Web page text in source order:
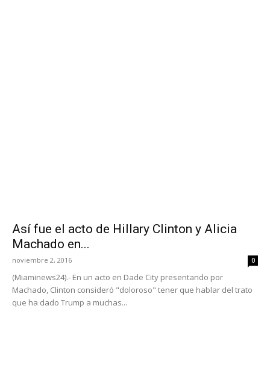
Así fue el acto de Hillary Clinton y Alicia
Machado en...
noviembre 2, 2016 0
(Miaminews24).- En un acto en Dade City presentando por
Machado, Clinton consideró "doloroso" tener que hablar del trato
que ha dado Trump a muchas...